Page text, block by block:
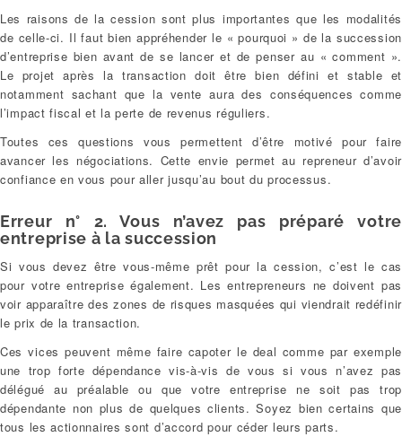
Les raisons de la cession sont plus importantes que les modalités
de celle-ci. Il faut bien appréhender le « pourquoi » de la succession
d’entreprise bien avant de se lancer et de penser au « comment ».
Le projet après la transaction doit être bien défini et stable et
notamment sachant que la vente aura des conséquences comme
l’impact fiscal et la perte de revenus réguliers.
Toutes ces questions vous permettent d’être motivé pour faire
avancer les négociations. Cette envie permet au repreneur d’avoir
confiance en vous pour aller jusqu’au bout du processus.
Erreur n° 2. Vous n’avez pas préparé votre
entreprise à la succession
Si vous devez être vous-même prêt pour la cession, c’est le cas
pour votre entreprise également. Les entrepreneurs ne doivent pas
voir apparaître des zones de risques masquées qui viendrait redéfinir
le prix de la transaction.
Ces vices peuvent même faire capoter le deal comme par exemple
une trop forte dépendance vis-à-vis de vous si vous n’avez pas
délégué au préalable ou que votre entreprise ne soit pas trop
dépendante non plus de quelques clients. Soyez bien certains que
tous les actionnaires sont d’accord pour céder leurs parts.